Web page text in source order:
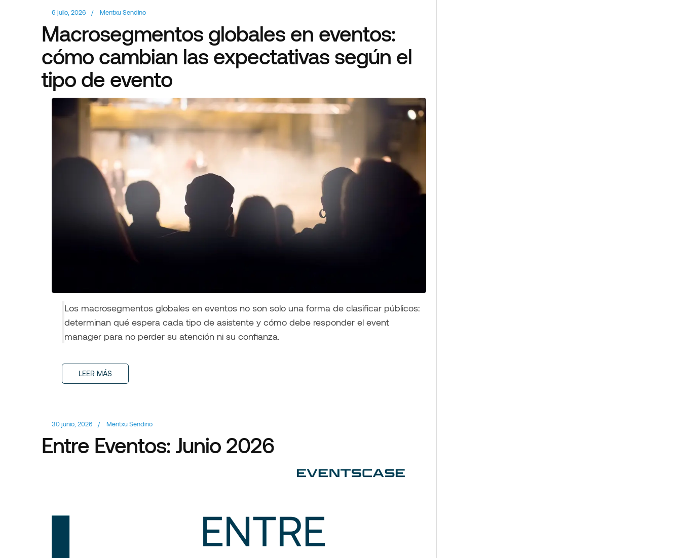
6 julio, 2026 / Mentxu Sendino
Macrosegmentos globales en eventos:
cómo cambian las expectativas según el
tipo de evento
Los macrosegmentos globales en eventos no son solo una forma de clasificar públicos:
determinan qué espera cada tipo de asistente y cómo debe responder el event
manager para no perder su atención ni su confianza.
LEER MÁS
30 junio, 2026 / Mentxu Sendino
Entre Eventos: Junio 2026